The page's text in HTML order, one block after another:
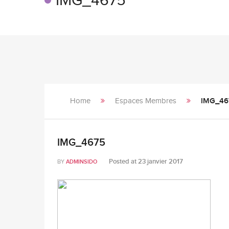
Home Espaces Membres
IMG_4675
BY ADMINSIDO Posted at23 janvier 2017